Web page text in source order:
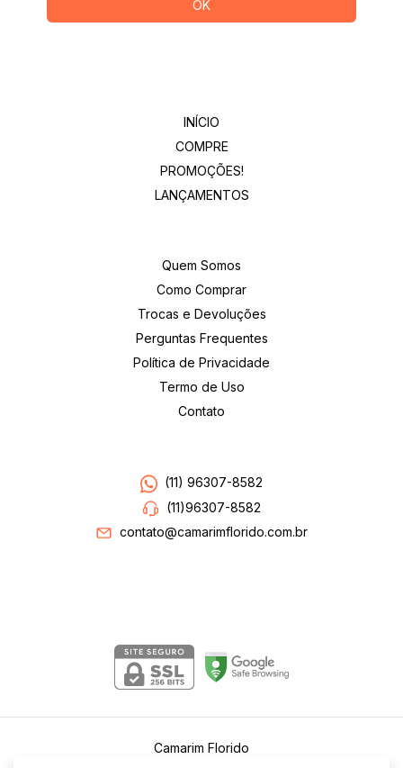
INÍCIO
COMPRE
PROMOÇÕES!
LANÇAMENTOS
Quem Somos
Como Comprar
Trocas e Devoluções
Perguntas Frequentes
Política de Privacidade
Termo de Uso
Contato
(11) 96307-8582
(11)96307-8582
contato@camarimflorido.com.br
Camarim Florido